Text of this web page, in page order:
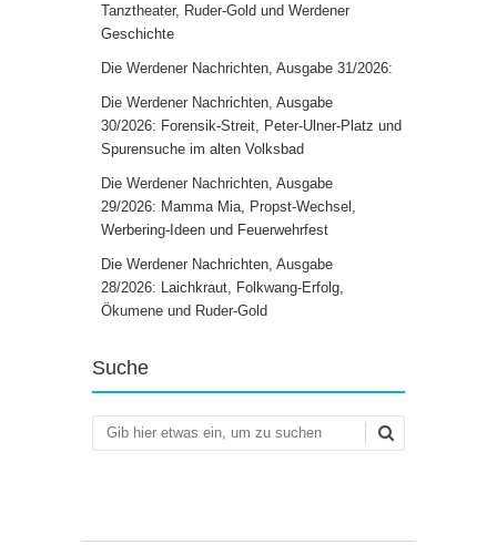
Tanztheater, Ruder-Gold und Werdener
Geschichte
Die Werdener Nachrichten, Ausgabe 31/2026:
Die Werdener Nachrichten, Ausgabe
30/2026: Forensik-Streit, Peter-Ulner-Platz und
Spurensuche im alten Volksbad
Die Werdener Nachrichten, Ausgabe
29/2026: Mamma Mia, Propst-Wechsel,
Werbering-Ideen und Feuerwehrfest
Die Werdener Nachrichten, Ausgabe
28/2026: Laichkraut, Folkwang-Erfolg,
Ökumene und Ruder-Gold
Suche
Suchen